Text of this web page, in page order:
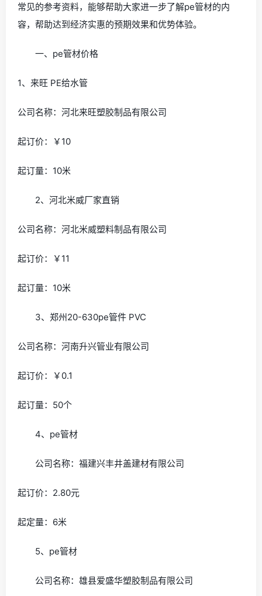
常见的参考资料，能够帮助大家进一步了解pe管材的内
容，帮助达到经济实惠的预期效果和优势体验。
一、pe管材价格
1、来旺 PE给水管
公司名称：河北来旺塑胶制品有限公司
起订价：￥10
起订量：10米
2、河北米威厂家直销
公司名称：河北米威塑料制品有限公司
起订价：￥11
起订量：10米
3、郑州20-630pe管件 PVC
公司名称：河南升兴管业有限公司
起订价：￥0.1
起订量：50个
4、pe管材
公司名称：福建兴丰井盖建材有限公司
起订价：2.80元
起定量：6米
5、pe管材
公司名称：雄县爱盛华塑胶制品有限公司